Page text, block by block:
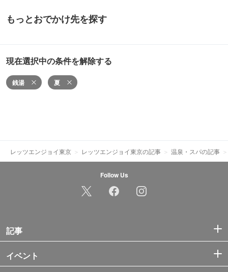
もっとおでかけ先を探す
現在選択中の条件を解除する
銭湯 夏
レッツエンジョイ東京 レッツエンジョイ東京の記事 温泉・スパの記事
Follow Us
記事
イベント